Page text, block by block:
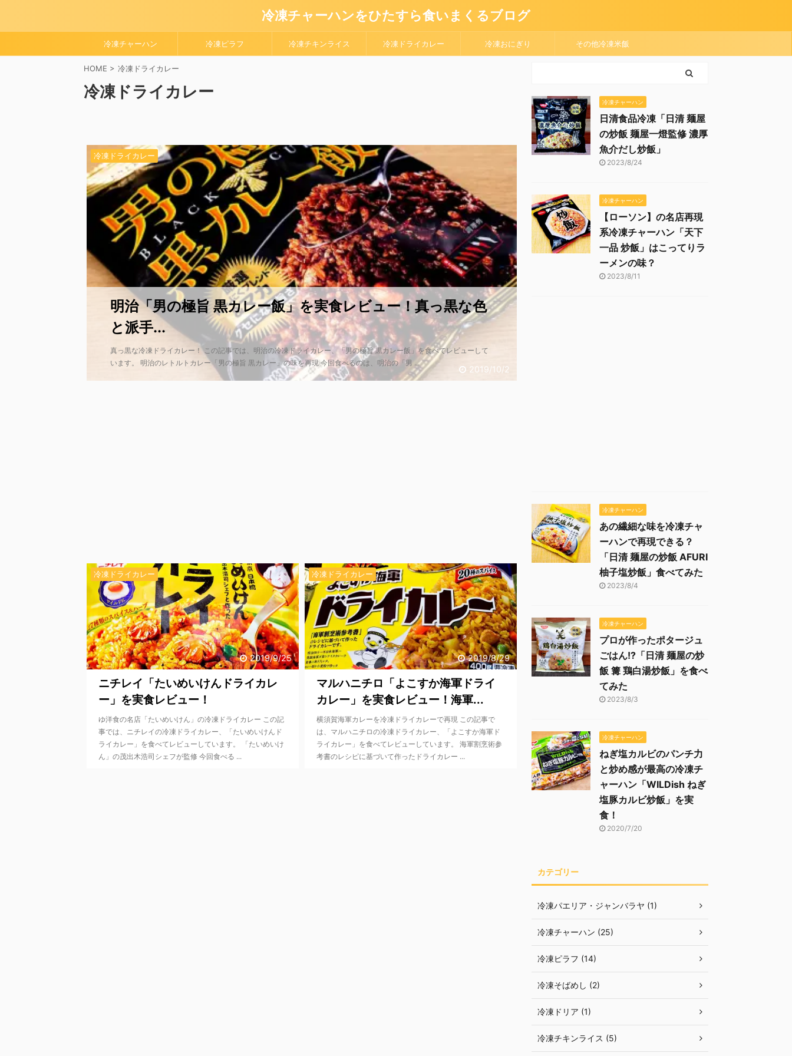
冷凍チャーハンをひたすら食いまくるブログ
冷凍チャーハン 冷凍ピラフ 冷凍チキンライス 冷凍ドライカレー 冷凍おにぎり その他冷凍米飯
HOME > 冷凍ドライカレー
冷凍ドライカレー
2019/10/2
冷凍ドライカレー
明治「男の極旨 黒カレー飯」を実食レビュー！真っ黒な色
と派手...
真っ黒な冷凍ドライカレー！ この記事では、明治の冷凍ドライカレー、「男の極旨 黒カレー飯」を食べてレビューして
います。 明治のレトルトカレー「男の極旨 黒カレー」の味を再現 今回食べるのは、明治の「男 ...
2019/9/25
冷凍ドライカレー
ニチレイ「たいめいけんドライカレ
ー」を実食レビュー！
ゆ洋食の名店「たいめいけん」の冷凍ドライカレー この記
事では、ニチレイの冷凍ドライカレー、「たいめいけんド
ライカレー」を食べてレビューしています。 「たいめいけ
ん」の茂出木浩司シェフが監修 今回食べる ...
2019/8/29
冷凍ドライカレー
マルハニチロ「よこすか海軍ドライ
カレー」を実食レビュー！海軍...
横須賀海軍カレーを冷凍ドライカレーで再現 この記事で
は、マルハニチロの冷凍ドライカレー、「よこすか海軍ド
ライカレー」を食べてレビューしています。 海軍割烹術参
考書のレシピに基づいて作ったドライカレー ...
冷凍チャーハン
日清食品冷凍「日清 麺屋
の炒飯 麺屋一燈監修 濃厚
魚介だし炒飯」
2023/8/24
冷凍チャーハン
【ローソン】の名店再現
系冷凍チャーハン「天下
一品 炒飯」はこってりラ
ーメンの味？
2023/8/11
冷凍チャーハン
あの繊細な味を冷凍チャ
ーハンで再現できる？
「日清 麺屋の炒飯 AFURI
柚子塩炒飯」食べてみた
2023/8/4
冷凍チャーハン
プロが作ったポタージュ
ごはん!?「日清 麺屋の炒
飯 篝 鶏白湯炒飯」を食べ
てみた
2023/8/3
冷凍チャーハン
ねぎ塩カルビのパンチ力
と炒め感が最高の冷凍チ
ャーハン「WILDish ねぎ
塩豚カルビ炒飯」を実
食！
2020/7/20
カテゴリー
冷凍パエリア・ジャンバラヤ (1)
冷凍チャーハン (25)
冷凍ピラフ (14)
冷凍そばめし (2)
冷凍ドリア (1)
冷凍チキンライス (5)